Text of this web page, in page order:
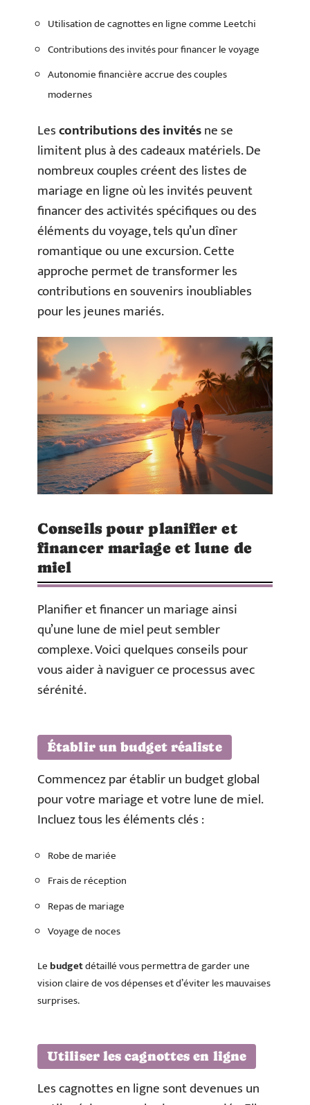
Utilisation de cagnottes en ligne comme Leetchi
Contributions des invités pour financer le voyage
Autonomie financière accrue des couples
modernes
Lescontributions des invitésne se
limitent plus à des cadeaux matériels. De
nombreux couples créent des listes de
mariage en ligne où les invités peuvent
financer des activités spécifiques ou des
éléments du voyage, tels qu’un dîner
romantique ou une excursion. Cette
approche permet de transformer les
contributions en souvenirs inoubliables
pour les jeunes mariés.
Conseils pour planifier et
financer mariage et lune de
miel
Planifier et financer un mariage ainsi
qu’une lune de miel peut sembler
complexe. Voici quelques conseils pour
vous aider à naviguer ce processus avec
sérénité.
Établir un budget réaliste
Commencez par établir un budget global
pour votre mariage et votre lune de miel.
Incluez tous les éléments clés :
Robe de mariée
Frais de réception
Repas de mariage
Voyage de noces
Le budgetdétaillé vous permettra de garder une
vision claire de vos dépenses et d’éviter les mauvaises
surprises.
Utiliser les cagnottes en ligne
Les cagnottes en ligne sont devenues un